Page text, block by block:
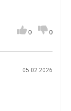
0 0
05.02.2026